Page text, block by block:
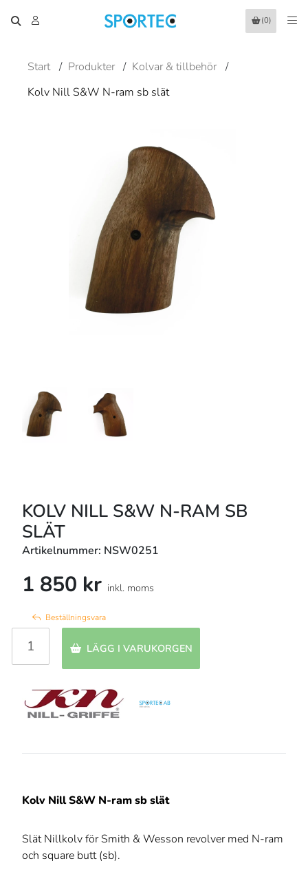
(0)
Start / Produkter / Kolvar & tillbehör /
Kolv Nill S&W N-ram sb slät
KOLV NILL S&W N-RAM SB
SLÄT
Artikelnummer: NSW0251
1 850 kr inkl. moms
Beställningsvara
LÄGG I VARUKORGEN
Kolv Nill S&W N-ram sb slät
Slät Nillkolv för Smith & Wesson revolver med N-ram
och square butt (sb).